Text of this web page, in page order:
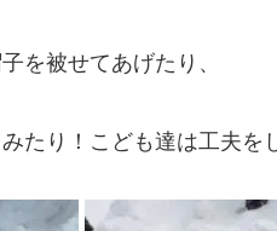
を被せてあげたり、
たり！こども達は工夫を